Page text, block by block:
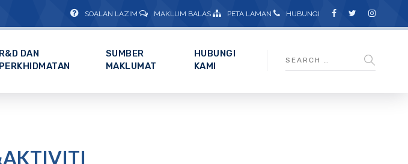
SOALAN LAZIM MAKLUM BALAS PETA LAMAN HUBUNGI
R&D DAN
PERKHIDMATAN
SUMBER
MAKLUMAT
HUBUNGI
KAMI